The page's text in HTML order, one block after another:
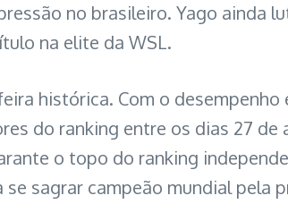
no brasileiro. Yago ainda
na elite da WSL.
histórica. Com o
do ranking entre os dias 27
o topo do ranking
sagrar campeão mundial pela